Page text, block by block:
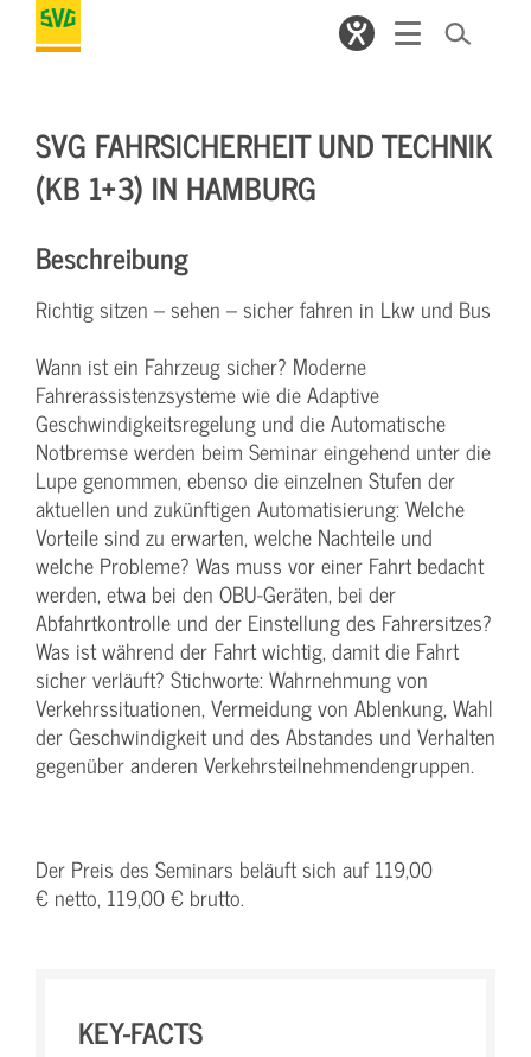
SVG FAHRSICHERHEIT UND TECHNIK
(KB 1+3) IN HAMBURG
Beschreibung
Richtig sitzen – sehen – sicher fahren in Lkw und Bus
Wann ist ein Fahrzeug sicher? Moderne
Fahrerassistenzsysteme wie die Adaptive
Geschwindigkeitsregelung und die Automatische
Notbremse werden beim Seminar eingehend unter die
Lupe genommen, ebenso die einzelnen Stufen der
aktuellen und zukünftigen Automatisierung: Welche
Vorteile sind zu erwarten, welche Nachteile und
welche Probleme? Was muss vor einer Fahrt bedacht
werden, etwa bei den OBU-Geräten, bei der
Abfahrtkontrolle und der Einstellung des Fahrersitzes?
Was ist während der Fahrt wichtig, damit die Fahrt
sicher verläuft? Stichworte: Wahrnehmung von
Verkehrssituationen, Vermeidung von Ablenkung, Wahl
der Geschwindigkeit und des Abstandes und Verhalten
gegenüber anderen Verkehrsteilnehmendengruppen.
Der Preis des Seminars beläuft sich auf 119,00
€ netto, 119,00 € brutto.
KEY-FACTS